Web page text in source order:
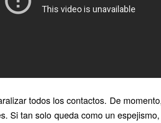
todos los contactos. De
Si tan solo queda como un